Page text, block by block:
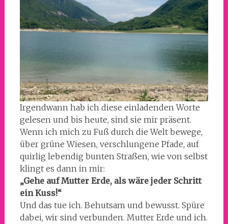
Irgendwann hab ich diese einladenden Worte
gelesen und bis heute, sind sie mir präsent.
Wenn ich mich zu Fuß durch die Welt bewege,
über grüne Wiesen, verschlungene Pfade, auf
quirlig lebendig bunten Straßen, wie von selbst
klingt es dann in mir:
„Gehe auf Mutter Erde, als wäre jeder Schritt
ein Kuss!“
Und das tue ich. Behutsam und bewusst. Spüre
dabei, wir sind verbunden. Mutter Erde und ich.